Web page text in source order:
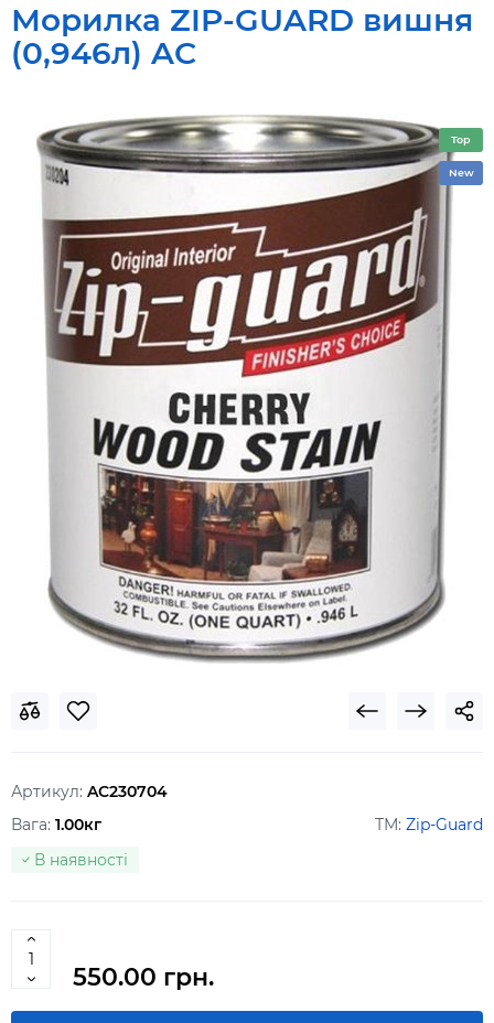
Морилка ZIP-GUARD вишня
(0,946л) AC
Top
New
Артикул: AC230704
ТМ: Zip-Guard
В наявності
Вага: 1.00кг
550.00 грн.